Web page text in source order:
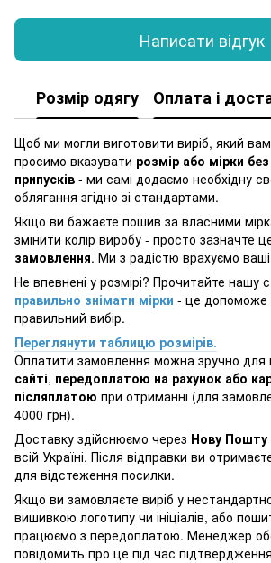
Написати відгук
Розмір одягу Оплата і
Щоб ми могли виготовити виріб, який вам
просимо вказувати розмір або мірки
припусків - ми самі додаємо необхідну
облягання згідно зі стандартами.
Якщо ви бажаєте пошив за власними
змінити колір виробу - просто зазначте
замовлення. Ми з радістю врахуємо
Не впевнені у розмірі? Прочитайте нашу
правильно знімати мірки - це допоможе
правильний вибір.
Переглянути таблицю розмірів.
Оплатити замовлення можна зручно для
сайті, передоплатою на рахунок або
післяплатою при отриманні (для
4000 грн).
Доставку здійснюємо через Нову Пошту
всій Україні. Після відправки ви
для відстеження посилки.
Якщо ви замовляєте виріб у
вишивкою логотипу чи ініціалів, або
працюємо з передоплатою. Менеджер
повідомить про це під час